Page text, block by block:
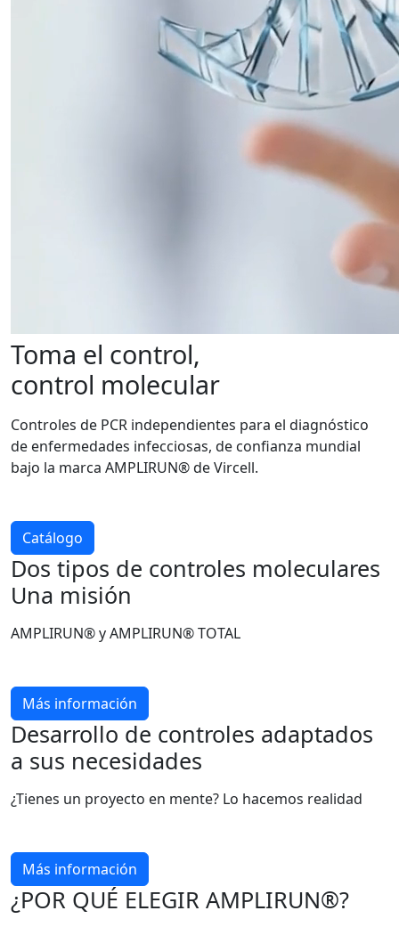
Toma el control,
control molecular
Controles de PCR independientes para el diagnóstico
de enfermedades infecciosas, de confianza mundial
bajo la marca AMPLIRUN® de Vircell.
Catálogo
Dos tipos de controles moleculares
Una misión
AMPLIRUN® y AMPLIRUN® TOTAL
Más información
Desarrollo de controles adaptados
a sus necesidades
¿Tienes un proyecto en mente? Lo hacemos realidad
Más información
¿POR QUÉ ELEGIR AMPLIRUN®?